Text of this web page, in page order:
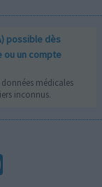
possible dès
ou un compte
médicales
inconnus.